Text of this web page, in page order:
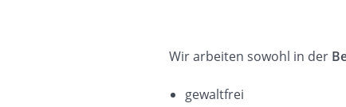
Wir arbeiten sowohl in der
gewaltfrei